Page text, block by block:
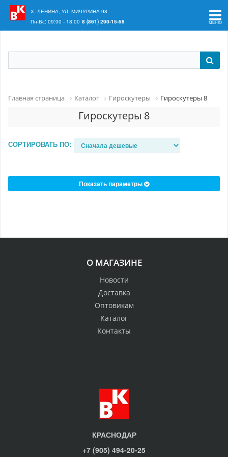
Ваш регион:
Х. ЛЕНИНА, УЛ. МИЧУРИНА 98
Пн-Вс: 09:00 - 18:00 8 (861) 290-15-58
Главная страница Каталог Гироскутеры Гироскутеры 8
Гироскутеры 8
СОРТИРОВАТЬ ПО:
Показать параметры
О МАГАЗИНЕ
Новости
Доставка
Оптовикам
Каталог
Контакты
КРАСНОДАР
+7 (905) 494-20-25